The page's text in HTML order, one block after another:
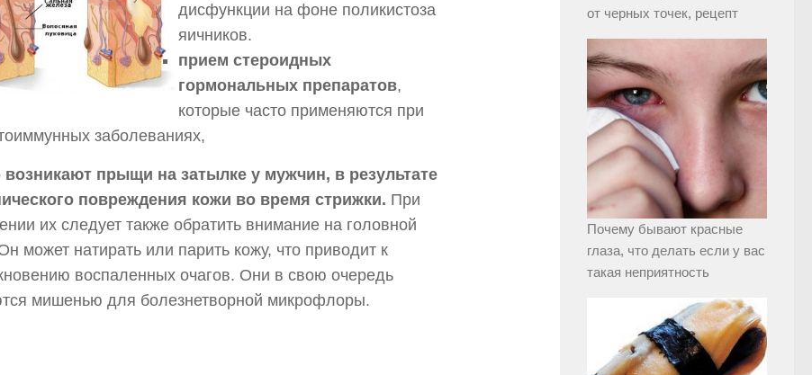
дисфункции на фоне поликистоза
яичников.
прием стероидных
гормональных препаратов,
которые часто применяются при
заболеваниях,
возникают прыщи на затылке у мужчин, в результате
повреждения кожи во время стрижки. При
их следует также обратить внимание на головной
может натирать или парить кожу, что приводит к
воспаленных очагов. Они в свою очередь
мишенью для болезнетворной микрофлоры.
от черных точек, рецепт
Почему бывают красные
глаза, что делать если у вас
такая неприятность